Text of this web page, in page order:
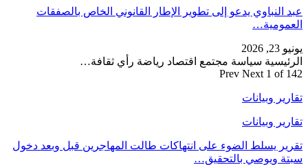
عبد النباوي يدعو إلى تطوير الإطار القانوني الخاص بالصفقات
العمومية…
يونيو 23, 2026
الرئيسية سياسة مجتمع اقتصاد رياضة رأي ثقافة…
Prev Next 1 of 142
تقارير وبيانات
تقارير وبيانات
تقرير يسلط الضوء على انتهاكات طالت المهاجرين قبل وبعد دخول
سبتة ويوصي بالتحقيق…